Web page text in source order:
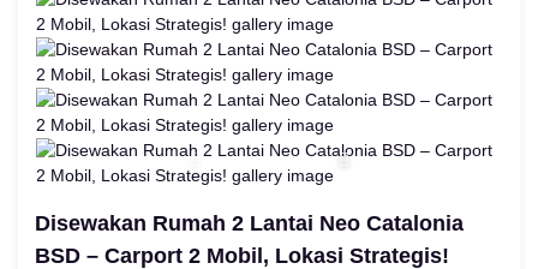
Disewakan Rumah 2 Lantai Neo Catalonia
BSD – Carport 2 Mobil, Lokasi Strategis!